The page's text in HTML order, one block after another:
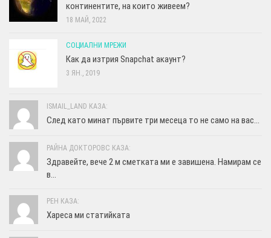
континентите, на които живеем?
18 МАЙ, 2022
СОЦИАЛНИ МРЕЖИ
Как да изтрия Snapchat акаунт?
3 ЯН., 2019
ISMAIL_LAND КАЗА:
След като минат първите три месеца то не само на вас...
РАЙНА ДОКТОРОВС КАЗА:
Здравейте, вече 2 м сметката ми е завишена. Намирам се
в...
РЕН КАЗА:
Хареса ми статийката